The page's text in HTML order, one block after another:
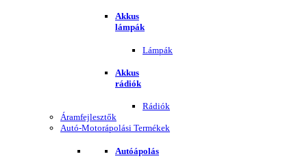
Akkus
lámpák
Lámpák
Akkus
rádiók
Rádiók
Áramfejlesztők
Autó-Motorápolási Termékek
Autóápolás